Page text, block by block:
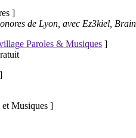
]
de Lyon, avec Ez3kiel,
Paroles & Musiques ]
]
et Musiques ]